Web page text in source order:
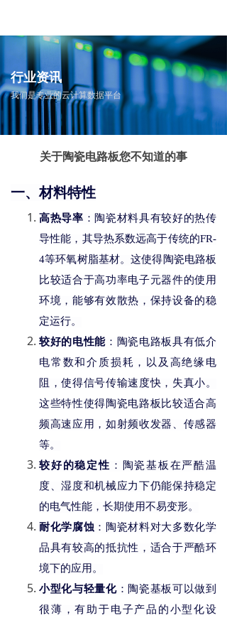
关于陶瓷电路板您不知道的事
一、材料特性
高热导率 ：陶瓷材料具有较好的热传
导性能，其导热系数远高于传统的FR-
4等环氧树脂基材。这使得陶瓷电路板
比较适合于高功率电子元器件的使用
环境，能够有效散热， 保持设备的稳
定运行。
较好的电性能 ：陶瓷电路板具有低介
电常数和介质损耗，以及高绝缘电
阻，使得信号传输速度快，失真小。
这些特性使得陶瓷电路板 比较适合高
频高速应用，如射频收发器、传感器
等。
较好的稳定性 ：陶瓷基板在严酷温
度、湿度和机械应力下仍能保持稳定
的电气性能，长期使用不易变形。
耐化学腐蚀 ：陶瓷材料对大多数化学
品具有较高的抵抗性，适合于严酷环
境下的应用。
小型化与轻量化：陶瓷基板可以做到
很薄，有助于电子产品的小型化设
行业资讯
我们是专业的云计算数据平台